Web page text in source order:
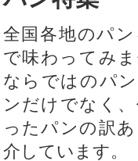
全国各地のパ
で味わってみ
ならではのパ
ンだけでなく
ったパンの訳
介しています。